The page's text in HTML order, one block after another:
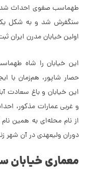
اولین خیابان مدرن ایران
این خیابان را شاه
حصار شاپور، هم‌زمان با
این خیابان و باغ سعادت
و غربی عمارات مذکور،
از نام محله‌ای به همین
دوران ولیعهدی در آن شهر
معماری خیابان